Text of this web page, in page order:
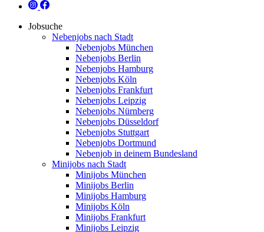
Jobsuche
Nebenjobs nach Stadt
Nebenjobs München
Nebenjobs Berlin
Nebenjobs Hamburg
Nebenjobs Köln
Nebenjobs Frankfurt
Nebenjobs Leipzig
Nebenjobs Nürnberg
Nebenjobs Düsseldorf
Nebenjobs Stuttgart
Nebenjobs Dortmund
Nebenjob in deinem Bundesland
Minijobs nach Stadt
Minijobs München
Minijobs Berlin
Minijobs Hamburg
Minijobs Köln
Minijobs Frankfurt
Minijobs Leipzig